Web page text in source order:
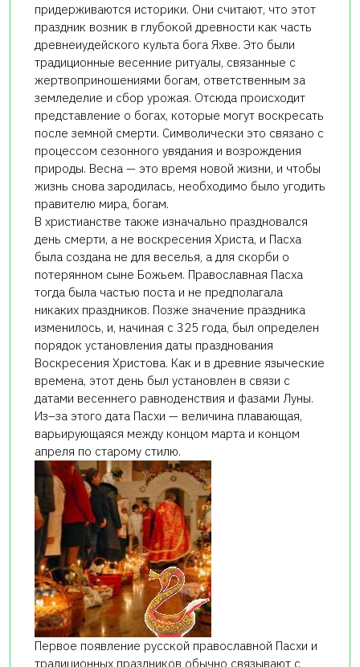
придерживаются историки. Они считают, что этот
праздник возник в глубокой древности как часть
древнеиудейского культа бога Яхве. Это были
традиционные весенние ритуалы, связанные с
жертвоприношениями богам, ответственным за
земледелие и сбор урожая. Отсюда происходит
представление о богах, которые могут воскресать
после земной смерти. Символически это связано с
процессом сезонного увядания и возрождения
природы. Весна — это время новой жизни, и чтобы
жизнь снова зародилась, необходимо было угодить
правителю мира, богам.
В христианстве также изначально праздновался
день смерти, а не воскресения Христа, и Пасха
была создана не для веселья, а для скорби о
потерянном сыне Божьем. Православная Пасха
тогда была частью поста и не предполагала
никаких праздников. Позже значение праздника
изменилось, и, начиная с 325 года, был определен
порядок установления даты празднования
Воскресения Христова. Как и в древние языческие
времена, этот день был установлен в связи с
датами весеннего равноденствия и фазами Луны.
Из–за этого дата Пасхи — величина плавающая,
варьирующаяся между концом марта и концом
апреля по старому стилю.
Первое появление русской православной Пасхи и
традиционных праздников обычно связывают с